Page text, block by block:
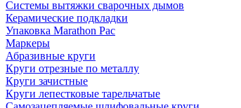
Системы вытяжки сварочных дымов
Керамические подкладки
Упаковка Marathon Pac
Маркеры
Абразивные круги
Круги отрезные по металлу
Круги зачистные
Круги лепестковые тарельчатые